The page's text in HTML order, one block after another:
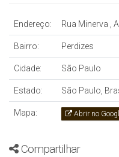
Endereço: Rua Minerva ,
Bairro: Perdizes
Cidade: São Paulo
Estado: São Paulo,
Mapa: Abrir no
Compartilhar